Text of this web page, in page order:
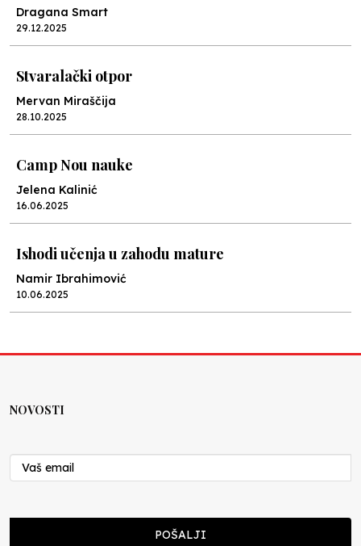
Dragana Smart
29.12.2025
Stvaralački otpor
Mervan Miraščija
28.10.2025
Camp Nou nauke
Jelena Kalinić
16.06.2025
Ishodi učenja u zahodu mature
Namir Ibrahimović
10.06.2025
Nenad Veličković
29.10.2024
Cuke i djeca
NOVOSTI
POŠALJI